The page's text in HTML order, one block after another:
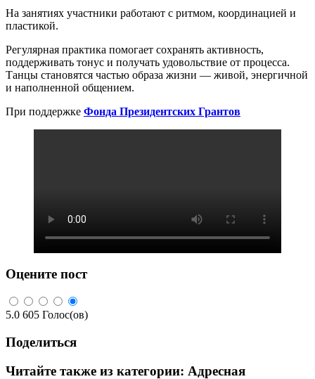
На занятиях участники работают с ритмом, координацией и
пластикой.
Регулярная практика помогает сохранять активность,
поддерживать тонус и получать удовольствие от процесса.
Танцы становятся частью образа жизни — живой, энергичной
и наполненной общением.
При поддержке Фонда Президентских Грантов
Оцените пост
5.0 605 Голос(ов)
Поделиться
Читайте также из категории: Адресная